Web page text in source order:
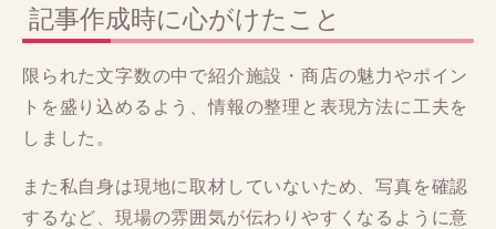
記事作成時に心がけたこと
限られた文字数の中で紹介施設・商店の魅力やポイン
トを盛り込めるよう、情報の整理と表現方法に工夫を
しました。
また私自身は現地に取材していないため、写真を確認
するなど、現場の雰囲気が伝わりやすくなるように意